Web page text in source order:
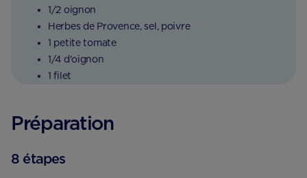
1/2 oignon
Herbes de Provence, sel, poivre
1 petite tomate
1/4 d'oignon
1 filet
Préparation
8 étapes